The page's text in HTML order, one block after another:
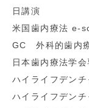
日講演
米国歯内療法 e-
GC 外科的歯内
日本歯内療法学
ハイライフデン
ハイライフデン